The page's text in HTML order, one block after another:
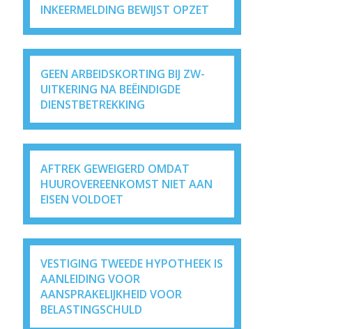
INKEERMELDING BEWIJST OPZET
GEEN ARBEIDSKORTING BIJ ZW-
UITKERING NA BEËINDIGDE
DIENSTBETREKKING
AFTREK GEWEIGERD OMDAT
HUUROVEREENKOMST NIET AAN
EISEN VOLDOET
VESTIGING TWEEDE HYPOTHEEK IS
AANLEIDING VOOR
AANSPRAKELIJKHEID VOOR
BELASTINGSCHULD